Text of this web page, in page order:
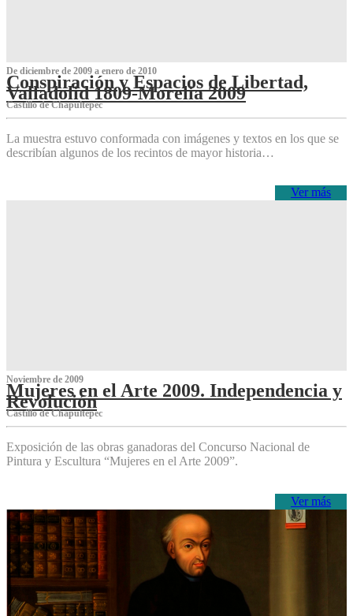
De diciembre de 2009 a enero de 2010
Conspiración y Espacios de Libertad,
Valladolid 1809-Morelia 2009
Castillo de Chapultepec
La muestra estuvo conformada con imágenes y textos en los que se
describían algunos de los recintos de mayor historia…
Ver más
Noviembre de 2009
Mujeres en el Arte 2009. Independencia y
Revolución
Castillo de Chapultepec
Exposición de las obras ganadoras del Concurso Nacional de
Pintura y Escultura “Mujeres en el Arte 2009”.
Ver más